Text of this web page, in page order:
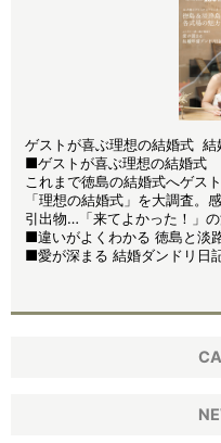
ゲストが喜ぶ理想の結婚式 結
■ゲストが喜ぶ理想の結婚式
これまで徳島の結婚式へゲス
「理想の結婚式」を大調査。
引出物…「来てよかった！」の
■違いがよくわかる 徳島と淡
■愛が深まる 結婚ダンドリ日